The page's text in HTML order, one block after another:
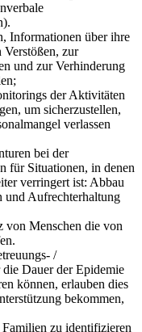
Informationen über ihre
zur
und zur Verhinderung
der Aktivitäten
um sicherzustellen,
verlassen
bei der
für Situationen, in denen
verringert ist: Abbau
und Aufrechterhaltung
von Menschen die von
/
Dauer der Epidemie
können, erlauben dies
bekommen,
zu identifizieren